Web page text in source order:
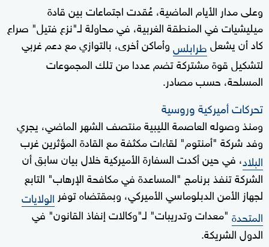
وعلى مدار الأيام الماضية، عُقدت اجتماعات بين قادة
ميليشيات في المنطقة الغربية، في محاولة لـ"نزع فتيل" صراع
كاد أن يشعلطرابلسوأماكن أخرى، بالتوازي مع دعم غربي
لتشكيل قوة مشتركة تضم عددا من تلك المجموعات
المسلحة، حسب مصادر.
تحركات أميركية وروسية
ومنذ وصوله العاصمة الليبية منتصف الشهر الماضي، يجري
وفد شركة "أمنتوم" لقاءات مكثفة مع القادة المؤثرين غرب
البلاد، في حين أكدت السفارة الأميركية خلال بيان سابق أن
الشركة تنفذ برنامج "المساعدة في مكافحة الإرهاب" التابع
لجهاز الأمن الدبلوماسي الأميركي، وبمقتضاه توفر الولايات
المتحدة "معدات وتدريبات" لـ"وكالات إنفاذ القانون" في
الدول الشريكة.